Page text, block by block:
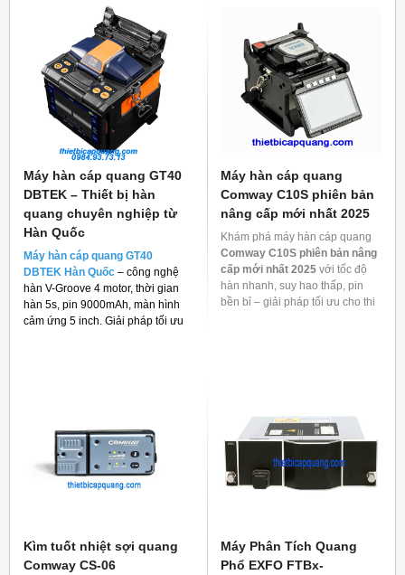
Máy hàn cáp quang GT40
DBTEK – Thiết bị hàn
quang chuyên nghiệp từ
Hàn Quốc
Máy hàn cáp quang GT40
DBTEK Hàn Quốc – công nghệ
hàn V-Groove 4 motor, thời gian
hàn 5s, pin 9000mAh, màn hình
cảm ứng 5 inch. Giải pháp tối ưu
Máy hàn cáp quang
Comway C10S phiên bản
nâng cấp mới nhất 2025
Khám phá máy hàn cáp quang
Comway C10S phiên bản nâng
cấp mới nhất 2025 với tốc độ
hàn nhanh, suy hao thấp, pin
bền bỉ – giải pháp tối ưu cho thi
Kìm tuốt nhiệt sợi quang
Comway CS-06
Máy Phân Tích Quang
Phổ EXFO FTBx-